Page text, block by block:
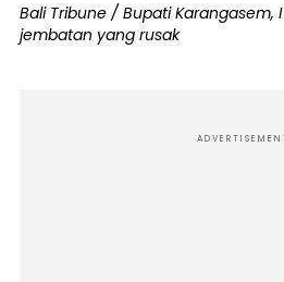
Bali Tribune / Bupati Karangasem,
jembatan yang rusak